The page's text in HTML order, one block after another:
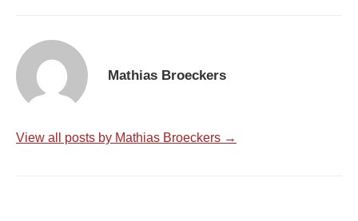
Mathias Broeckers
View all posts by Mathias Broeckers →